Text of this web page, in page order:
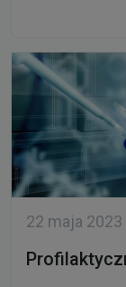
22 maja 2023